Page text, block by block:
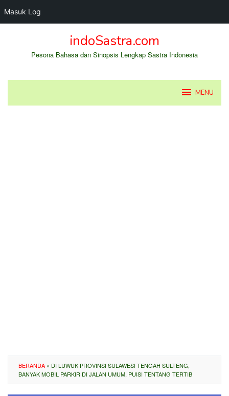
Masuk Log
indoSastra.com
Pesona Bahasa dan Sinopsis Lengkap Sastra Indonesia
MENU
BERANDA » DI LUWUK PROVINSI SULAWESI TENGAH SULTENG,
BANYAK MOBIL PARKIR DI JALAN UMUM, PUISI TENTANG TERTIB